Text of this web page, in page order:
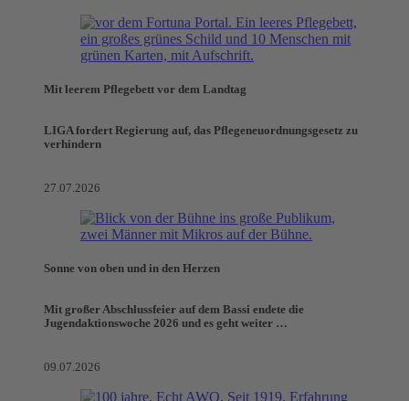
Mit leerem Pflegebett vor dem Landtag
LIGA fordert Regierung auf, das Pflegeneuordnungsgesetz zu
verhindern
27.07.2026
Sonne von oben und in den Herzen
Mit großer Abschlussfeier auf dem Bassi endete die
Jugendaktionswoche 2026 und es geht weiter …
09.07.2026